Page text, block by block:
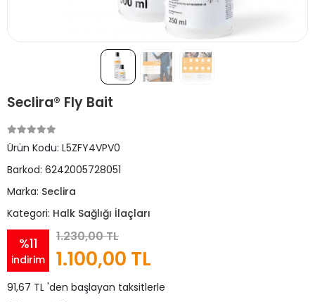
Seclira® Fly Bait
Ürün Kodu: L5ZFY4VPV0
Barkod: 6242005728051
Marka: Seclira
Kategori: Halk Sağlığı İlaçları
%11
indirim
1.230,00 TL
1.100,00 TL
91,67 TL 'den başlayan taksitlerle